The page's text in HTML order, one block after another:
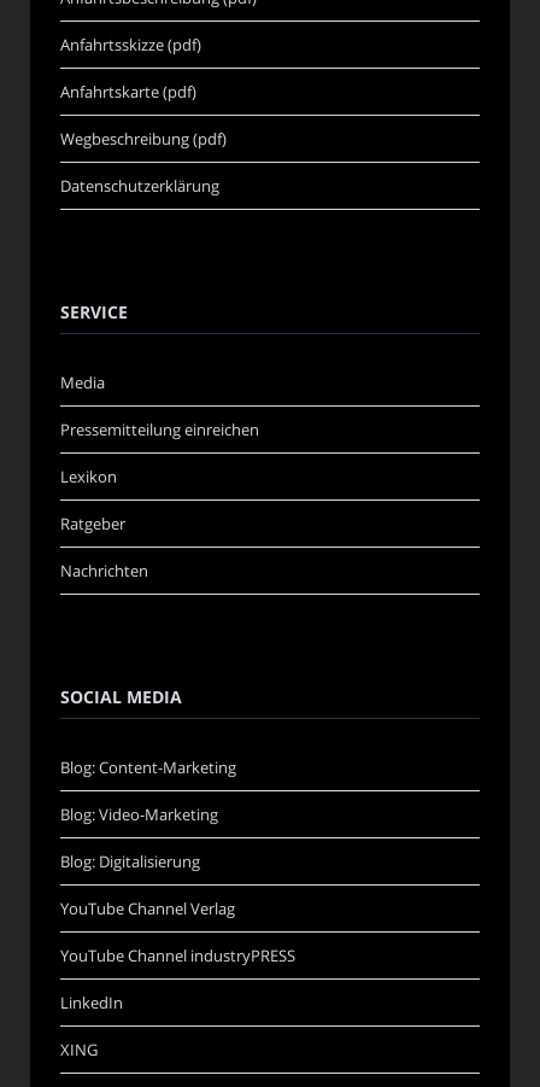
Anfahrtsskizze (pdf)
Anfahrtskarte (pdf)
Wegbeschreibung (pdf)
Datenschutzerklärung
SERVICE
Media
Pressemitteilung einreichen
Lexikon
Ratgeber
Nachrichten
SOCIAL MEDIA
Blog: Content-Marketing
Blog: Video-Marketing
Blog: Digitalisierung
YouTube Channel Verlag
YouTube Channel industryPRESS
LinkedIn
XING